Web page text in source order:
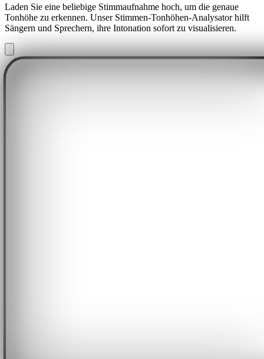
Laden Sie eine beliebige Stimmaufnahme hoch, um die genaue
Tonhöhe zu erkennen. Unser Stimmen-Tonhöhen-Analysator hilft
Sängern und Sprechern, ihre Intonation sofort zu visualisieren.